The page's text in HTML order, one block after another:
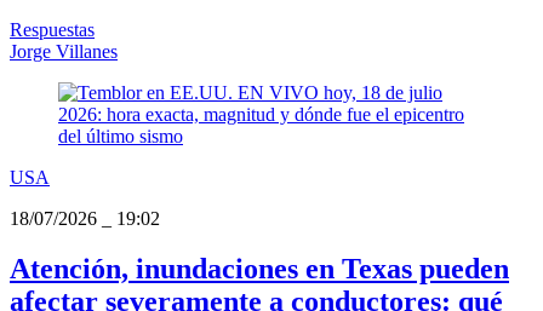
Respuestas
Jorge Villanes
USA
18/07/2026
19:02
Atención, inundaciones en Texas pueden
afectar severamente a conductores: qué